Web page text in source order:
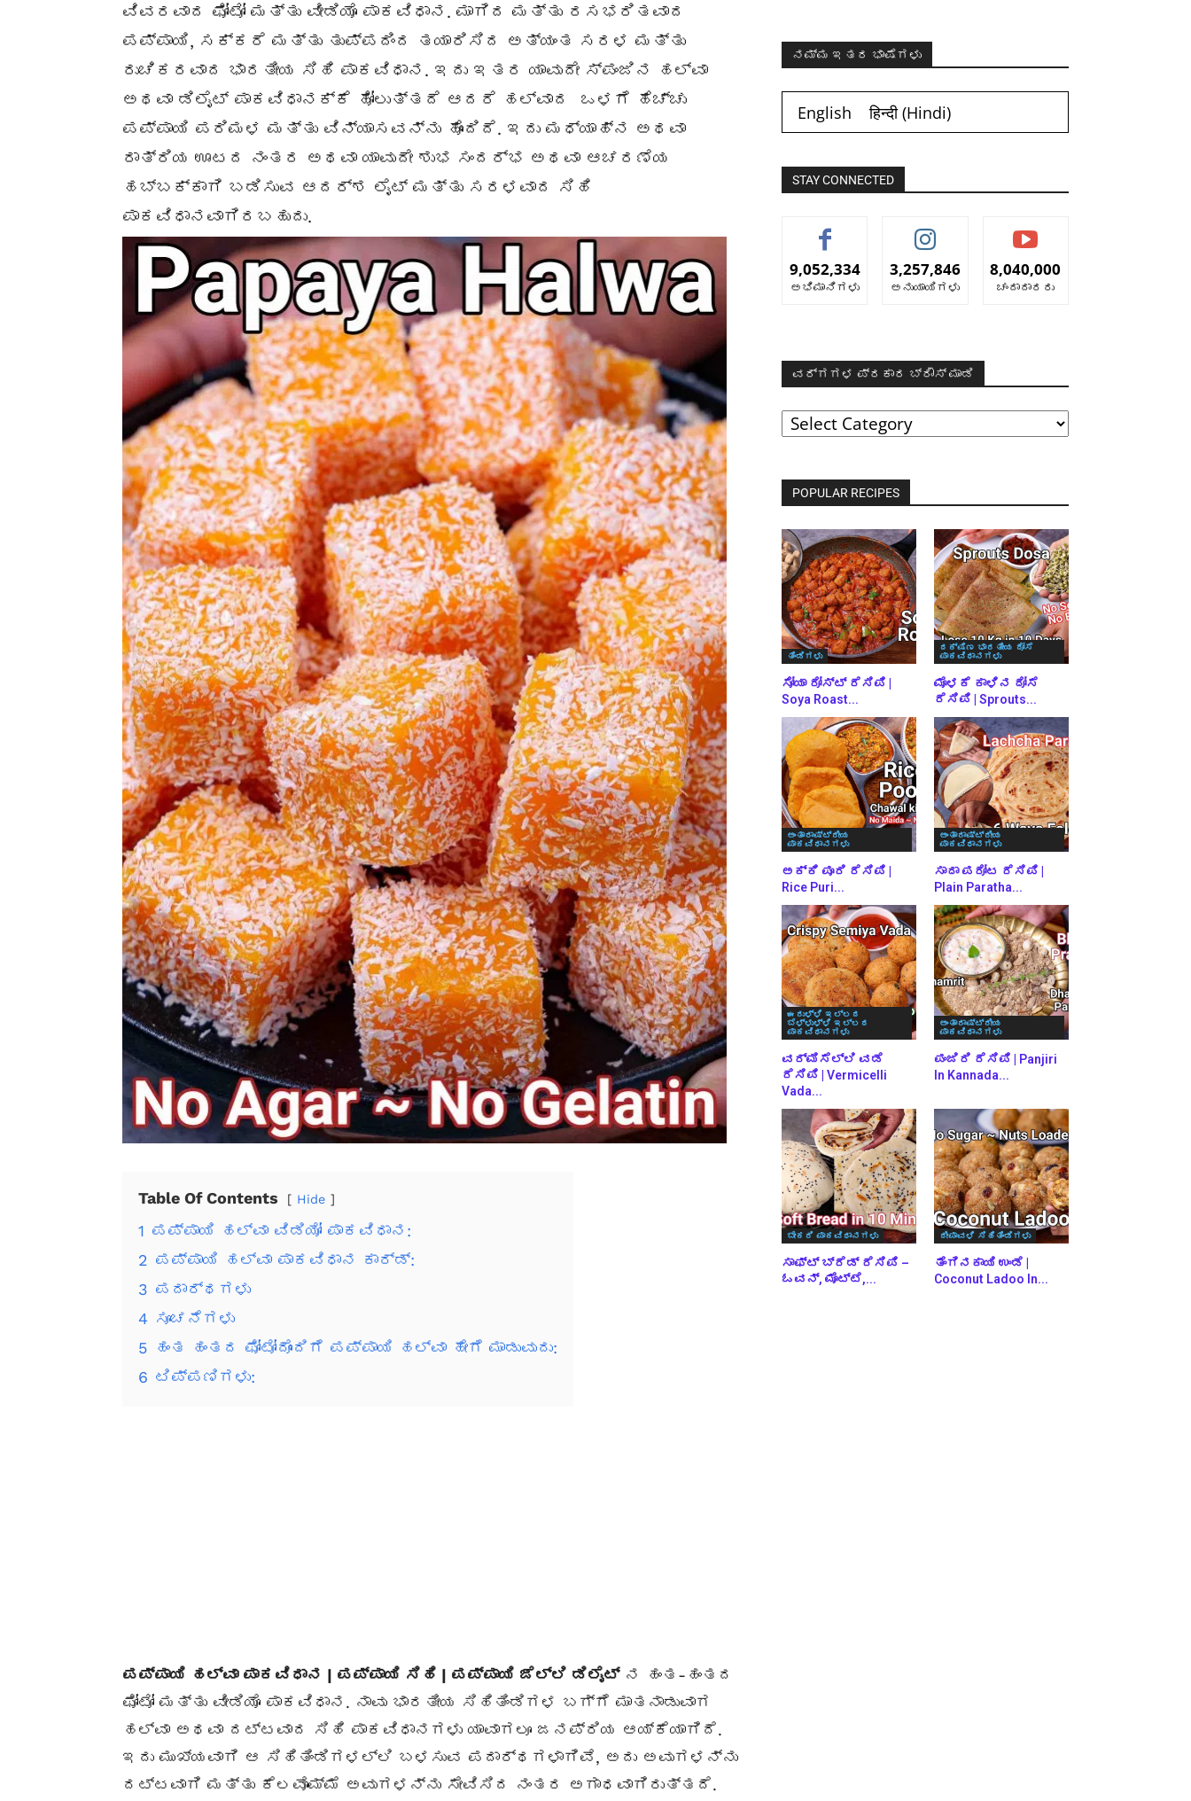
ವಿವರವಾದ ಫೋಟೋ ಮತ್ತು ವೀಡಿಯೊ ಪಾಕವಿಧಾನ. ಮಾಗಿದ ಮತ್ತು ರಸಭರಿತವಾದ
ಪಪ್ಪಾಯಿ, ಸಕ್ಕರೆ ಮತ್ತು ತುಪ್ಪದಿಂದ ತಯಾರಿಸಿದ ಅತ್ಯಂತ ಸರಳ ಮತ್ತು
ರುಚಿಕರವಾದ ಭಾರತೀಯ ಸಿಹಿ ಪಾಕವಿಧಾನ. ಇದು ಇತರ ಯಾವುದೇ ಸ್ಪಂಜಿನ ಹಲ್ವಾ
ಅಥವಾ ಡಿಲೈಟ್ ಪಾಕವಿಧಾನಕ್ಕೆ ಹೋಲುತ್ತದೆ ಆದರೆ ಹಲ್ವಾದ ಒಳಗೆ ಹೆಚ್ಚು
ಪಪ್ಪಾಯಿ ಪರಿಮಳ ಮತ್ತು ವಿನ್ಯಾಸವನ್ನು ಹೊಂದಿದೆ. ಇದು ಮಧ್ಯಾಹ್ನ ಅಥವಾ
ರಾತ್ರಿಯ ಊಟದ ನಂತರ ಅಥವಾ ಯಾವುದೇ ಶುಭ ಸಂದರ್ಭ ಅಥವಾ ಆಚರಣೆಯ
ಹಬ್ಬಕ್ಕಾಗಿ ಬಡಿಸುವ ಆದರ್ಶ ಲೈಟ್ ಮತ್ತು ಸರಳವಾದ ಸಿಹಿ
ಪಾಕವಿಧಾನವಾಗಿರಬಹುದು.
Table Of Contents Hide
1 ಪಪ್ಪಾಯಿ ಹಲ್ವಾ ವಿಡಿಯೋ ಪಾಕವಿಧಾನ:
2 ಪಪ್ಪಾಯಿ ಹಲ್ವಾ ಪಾಕವಿಧಾನ ಕಾರ್ಡ್:
3 ಪದಾರ್ಥಗಳು
4 ಸೂಚನೆಗಳು
5 ಹಂತ ಹಂತದ ಫೋಟೋದೊಂದಿಗೆ ಪಪ್ಪಾಯಿ ಹಲ್ವಾ ಹೇಗೆ ಮಾಡುವುದು:
6 ಟಿಪ್ಪಣಿಗಳು:
ಪಪ್ಪಾಯಿ ಹಲ್ವಾ ಪಾಕವಿಧಾನ | ಪಪ್ಪಾಯಿ ಸಿಹಿ | ಪಪ್ಪಾಯಿ ಜೆಲ್ಲಿ ಡಿಲೈಟ್ನ ಹಂತ-ಹಂತದ
ಫೋಟೋ ಮತ್ತು ವೀಡಿಯೊ ಪಾಕವಿಧಾನ. ನಾವು ಭಾರತೀಯ ಸಿಹಿತಿಂಡಿಗಳ ಬಗ್ಗೆ ಮಾತನಾಡುವಾಗ
ಹಲ್ವಾ ಅಥವಾ ದಟ್ಟವಾದ ಸಿಹಿ ಪಾಕವಿಧಾನಗಳು ಯಾವಾಗಲೂ ಜನಪ್ರಿಯ ಆಯ್ಕೆಯಾಗಿದೆ.
ಇದು ಮುಖ್ಯವಾಗಿ ಆ ಸಿಹಿತಿಂಡಿಗಳಲ್ಲಿ ಬಳಸುವ ಪದಾರ್ಥಗಳಾಗಿವೆ, ಅದು ಅವುಗಳನ್ನು
ದಟ್ಟವಾಗಿ ಮತ್ತು ಕೆಲವೊಮ್ಮೆ ಅವುಗಳನ್ನು ಸೇವಿಸಿದ ನಂತರ ಅಗಾಧವಾಗಿರುತ್ತದೆ.
ನಮ್ಮ ಇತರ ಭಾಷೆಗಳು
English हिन्दी(Hindi)
STAY CONNECTED
9,052,334
ಅಭಿಮಾನಿಗಳು
3,257,846
ಅನುಯಾಯಿಗಳು
8,040,000
ಚಂದಾದಾರರು
ವರ್ಗಗಳ ಪ್ರಕಾರ ಬ್ರೌಸ್ ಮಾಡಿ
ವರ್ಗಗಳ
ಪ್ರಕಾರ
ಬ್ರೌಸ್
POPULAR RECIPES
ತಿಂಡಿಗಳು
ಸೋಯಾ ರೋಸ್ಟ್ ರೆಸಿಪಿ |
Soya Roast...
ದಕ್ಷಿಣ ಭಾರತೀಯ ದೋಸೆ
ಪಾಕವಿಧಾನಗಳು
ಮೊಳಕೆ ಕಾಳಿನ ದೋಸೆ
ರೆಸಿಪಿ | Sprouts...
ಅಂತಾರಾಷ್ಟ್ರೀಯ
ಪಾಕವಿಧಾನಗಳು
ಅಕ್ಕಿ ಪೂರಿ ರೆಸಿಪಿ |
Rice Puri...
ಅಂತಾರಾಷ್ಟ್ರೀಯ
ಪಾಕವಿಧಾನಗಳು
ಸಾದಾ ಪರೋಟ ರೆಸಿಪಿ |
Plain Paratha...
ಈರುಳ್ಳಿ ಇಲ್ಲದ
ಬೆಳ್ಳುಳ್ಳಿ ಇಲ್ಲದ
ಪಾಕವಿಧಾನಗಳು
ವರ್ಮಿಸೆಲ್ಲಿ ವಡೆ
ರೆಸಿಪಿ | Vermicelli
Vada...
ಅಂತಾರಾಷ್ಟ್ರೀಯ
ಪಾಕವಿಧಾನಗಳು
ಪಂಜಿರಿ ರೆಸಿಪಿ | Panjiri
In Kannada...
ಬೇಕರಿ ಪಾಕವಿಧಾನಗಳು
ಸಾಫ್ಟ್ ಬ್ರೆಡ್ ರೆಸಿಪಿ –
ಓವನ್, ಮೊಟ್ಟೆ,...
ದೀಪಾವಳಿ ಸಿಹಿತಿಂಡಿಗಳು
ತೆಂಗಿನಕಾಯಿ ಉಂಡೆ |
Coconut Ladoo In...